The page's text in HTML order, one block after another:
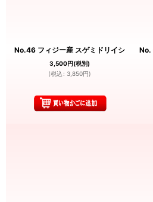
No.46 フィジー産 スゲミドリイシ
3,500円(税別)
(税込 : 3,850円)
No.